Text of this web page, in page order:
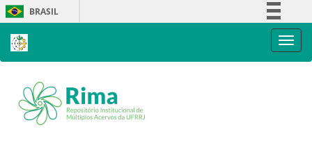
Skip
navigation
BRASIL